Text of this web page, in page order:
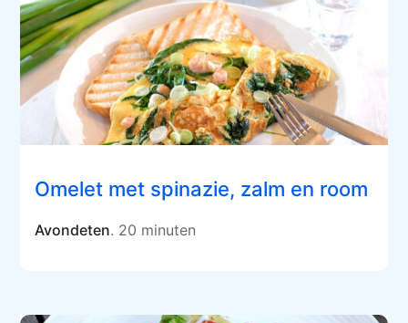
Omelet met spinazie, zalm en room
Avondeten. 20 minuten